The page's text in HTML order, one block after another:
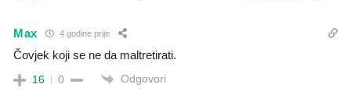
Max 4 godine prije
Čovjek koji se ne da maltretirati.
16 0 Odgovori